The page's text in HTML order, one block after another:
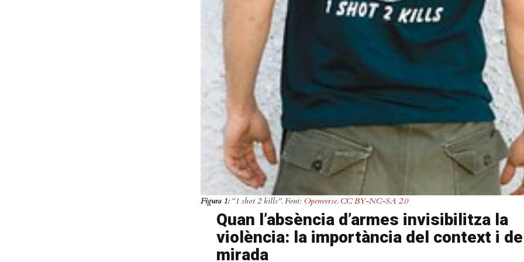
Figura 1: “1 shot 2 kills”. Font: Openverse. CC BY-NC-SA 2.0
Quan l’absència d’armes invisibilitza la
violència: la importància del context i
mirada